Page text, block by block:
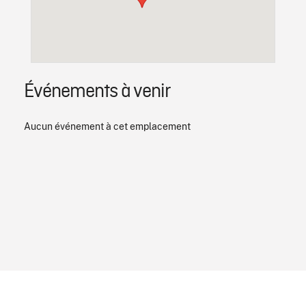
Événements à venir
Aucun événement à cet emplacement